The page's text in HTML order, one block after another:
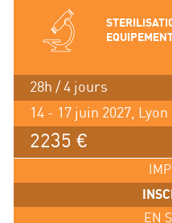
28h / 4 jours
14 - 17 juin 2027, Lyon
2235 €
EN